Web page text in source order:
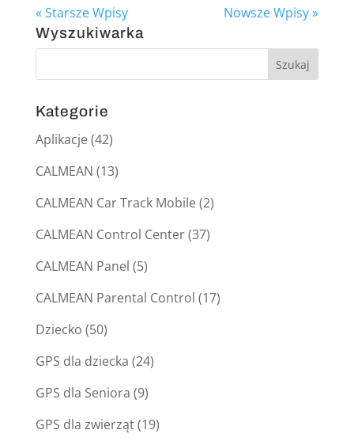
« Starsze Wpisy Nowsze Wpisy »
Wyszukiwarka
Kategorie
Aplikacje(42)
CALMEAN (13)
CALMEAN Car Track Mobile(2)
CALMEAN Control Center(37)
CALMEAN Panel (5)
CALMEAN Parental Control (17)
Dziecko (50)
GPS dla dziecka (24)
GPS dla Seniora (9)
GPS dla zwierząt(19)